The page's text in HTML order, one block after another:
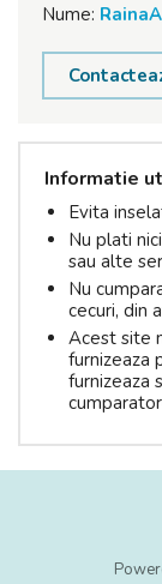
Nume:
Informatie
Evita
Nu plati
sau alte
Nu
cecuri, din
Acest site
furnizeaza
furnizeaza